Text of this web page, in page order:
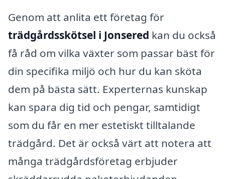
Genom att anlita ett företag för
trädgårdsskötsel i Jonsered kan du också
få råd om vilka växter som passar bäst för
din specifika miljö och hur du kan sköta
dem på bästa sätt. Experternas kunskap
kan spara dig tid och pengar, samtidigt
som du får en mer estetiskt tilltalande
trädgård. Det är också värt att notera att
många trädgårdsföretag erbjuder